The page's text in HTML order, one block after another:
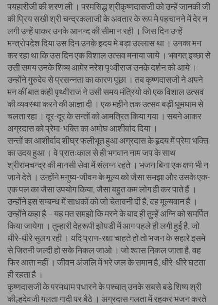
पयहारीजी की शरण ली । परमसिद्ध श्रीकृष्णदासजी को उन्हें जानकी जी
की प्रिय सखी श्री चन्द्रकलाजी के अवतार के रूप मे पहचानने में देर न
लगी उन्हें पाकर उनके आनन्द की सीमा न रही । जिस दिन उन्हें
मन्त्रोपदेश दिया उस दिन उनके हृदय मे बड़ा उल्लास था । उनका मन
कर रहा था कि उस दिन एक विशाल उत्सव मनाया जाये । भवगत् इच्छा से
उसी समय उनके शिष्य आमेर नरेश पृथ्वीराज उनके दर्शन को आये ।
उन्होंने गुरुदेव से प्रसन्नता का कारण पूछा । तब कृष्णदासजी ने अपने
मन कीं बात कही पृथ्वीराज ने उसी समय मंत्रियो को एक विशाल उत्सव
की व्यवस्था करने की आज्ञा दी । एक महीने तक उत्सव बड़ी धूमधाम से
चलता रहा । दूर-दूर के सन्तों को आमत्रित किया गया । सबने आकर
अग्रदास को प्रेमा-भक्ति का अमोघ आशीर्वाद दिया ।
सन्तों का आशीर्वाद शीघ्र फलीभूत हुआ अग्रदास के हृदय में प्रेमा भक्ति
का उदय हुआ । वे प्रातःकाल से ही भगवान नाम जप के साथ
श्रीरामचन्द्र की मानसी सेवा में संलग्न रहते । भजन बिना एक क्षण भी न
जाने देते । उन्होंने मनुष्य-जीवन के मूल्य को जैसा समझा और उसके एक-
एक पल का जैसा उपयोग किया, जैसा बहुत कम लोग ही कर पाते हैं ।
उन्होंने इस सम्बन्ध में साधकों को जो चेतावनी दी है, वह मूल्यवान है ।
उन्होंने कहा है – यह मत समझो कि मरने के बाद ही तुम्हें अग्नि को समर्पित
किया जायेगा । तुम्हारी देहरूपी झोपडी में आग पहले ही लगी हुई है, जो
धीरे-धीरे सुलग रही । यदि प्राण-रक्षा चाहते हो तो भजन के सहारे इसमे
से जितनी जल्दी हो सके निकल जाओ । जो श्वास निकल जाता है, वह
फिर आता नहीं । जीवन अंजलि में भरे जल के समान है, धीरे-धीरे घटता
ही रहता है ।
कृष्णदासजी के परमधाम पधारने के पश्चात् उनके सबसे बडे शिष्य श्री
कील्हदेवजी गलता गादी पर बैठे । अग्रदास गलता में रहकर भजन करते